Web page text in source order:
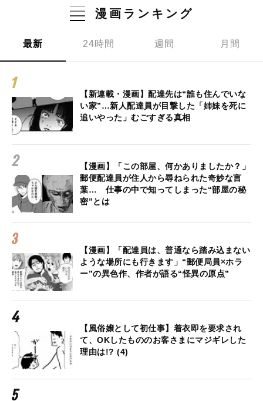
漫画ランキング
最新 24時間 週間 月間
【新連載・漫画】配達先は“誰も住んでいな
い家”…新人配達員が目撃した「姉妹を死に
追いやった」むごすぎる真相
【漫画】「この部屋、何かありましたか？」
郵便配達員が住人から尋ねられた奇妙な言
葉… 仕事の中で知ってしまった“部屋の秘
密”とは
【漫画】「配達員は、普通なら踏み込まない
ような場所にも行きます」“郵便局員×ホラ
ー”の異色作、作者が語る“怪異の原点”
【風俗嬢として初仕事】着衣即を要求され
て、OKしたもののお客さまにマジギレした
理由は!? (4)